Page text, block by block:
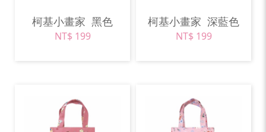
柯基小畫家 黑色
NT$ 199
柯基小畫家 深藍色
NT$ 199